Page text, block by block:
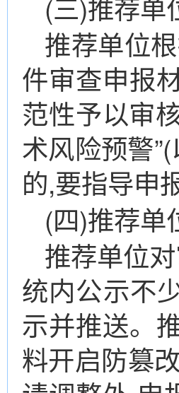
推荐单位
件审查申报
范性予以审
术风险预警
的,要指导申
(四)推荐单
推荐单位
统内公示不
示并推送。
料开启防篡